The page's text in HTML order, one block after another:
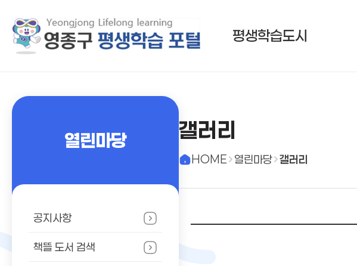
평생학습도시
열린마당
공지사항
책뜰 도서 검색
갤러리
HOME 열린마당 갤러리